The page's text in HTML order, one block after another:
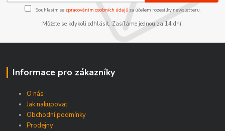
Souhlasím se zpracováním osobních údajůza účelem rozesílky newsletteru.
Můžete se kdykoli odhlásit. Zasíláme jednou za 14 dní.
Informace pro zákazníky
O nás
Jak nakupovat
Obchodní podmínky
Prodejny